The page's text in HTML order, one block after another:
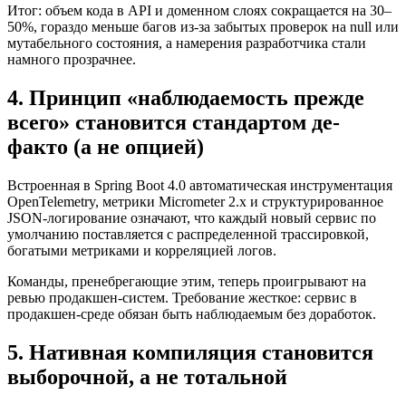
Итог: объем кода в API и доменном слоях сокращается на 30–
50%, гораздо меньше багов из-за забытых проверок на null или
мутабельного состояния, а намерения разработчика стали
намного прозрачнее.
4. Принцип «наблюдаемость прежде
всего» становится стандартом де-
факто (а не опцией)
Встроенная в Spring Boot 4.0 автоматическая инструментация
OpenTelemetry, метрики Micrometer 2.x и структурированное
JSON-логирование означают, что каждый новый сервис по
умолчанию поставляется с распределенной трассировкой,
богатыми метриками и корреляцией логов.
Команды, пренебрегающие этим, теперь проигрывают на
ревью продакшен-систем. Требование жесткое: сервис в
продакшен-среде обязан быть наблюдаемым без доработок.
5. Нативная компиляция становится
выборочной, а не тотальной